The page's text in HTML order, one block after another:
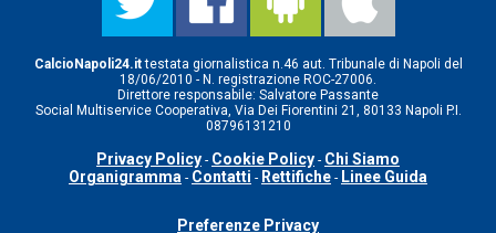
CalcioNapoli24.ittestata giornalistica n.46 aut. Tribunale di Napoli del
18/06/2010 - N. registrazione ROC-27006.
Direttore responsabile: Salvatore Passante
Social Multiservice Cooperativa, Via Dei Fiorentini 21, 80133 Napoli P.I.
08796131210
Privacy Policy - Cookie Policy - Chi Siamo
Organigramma - Contatti - Rettifiche - Linee Guida
Preferenze Privacy